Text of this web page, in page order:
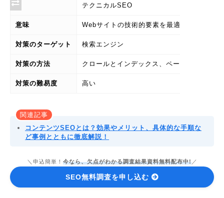
テクニカルSEO
意味 Webサイトの技術的要素を最適化する施策
対策のターゲット 検索エンジン
対策の方法 クロールとインデックス、ページエクスペ
対策の難易度 高い
関連記事
コンテンツSEOとは？効果やメリット、具体的な手順な
ど事例とともに徹底解説！
＼申込簡単！ 今なら、欠点がわかる調査結果資料無料配布中!／
SEO無料調査を申し込む